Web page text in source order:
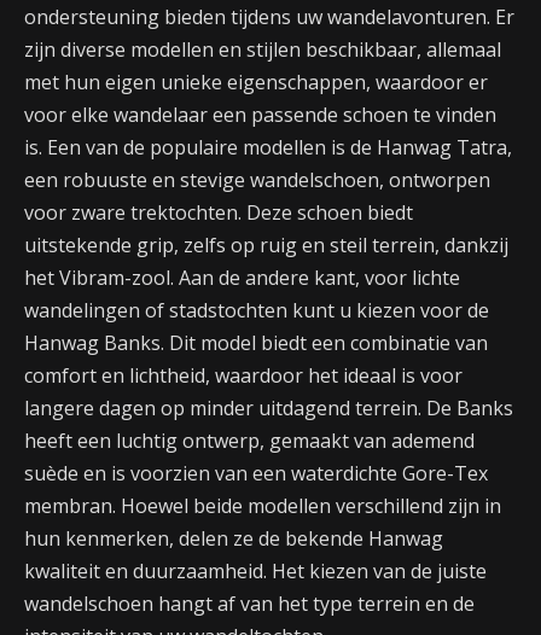
ondersteuning bieden tijdens uw wandelavonturen. Er
zijn diverse modellen en stijlen beschikbaar, allemaal
met hun eigen unieke eigenschappen, waardoor er
voor elke wandelaar een passende schoen te vinden
is. Een van de populaire modellen is de Hanwag Tatra,
een robuuste en stevige wandelschoen, ontworpen
voor zware trektochten. Deze schoen biedt
uitstekende grip, zelfs op ruig en steil terrein, dankzij
het Vibram-zool. Aan de andere kant, voor lichte
wandelingen of stadstochten kunt u kiezen voor de
Hanwag Banks. Dit model biedt een combinatie van
comfort en lichtheid, waardoor het ideaal is voor
langere dagen op minder uitdagend terrein. De Banks
heeft een luchtig ontwerp, gemaakt van ademend
suède en is voorzien van een waterdichte Gore-Tex
membran. Hoewel beide modellen verschillend zijn in
hun kenmerken, delen ze de bekende Hanwag
kwaliteit en duurzaamheid. Het kiezen van de juiste
wandelschoen hangt af van het type terrein en de